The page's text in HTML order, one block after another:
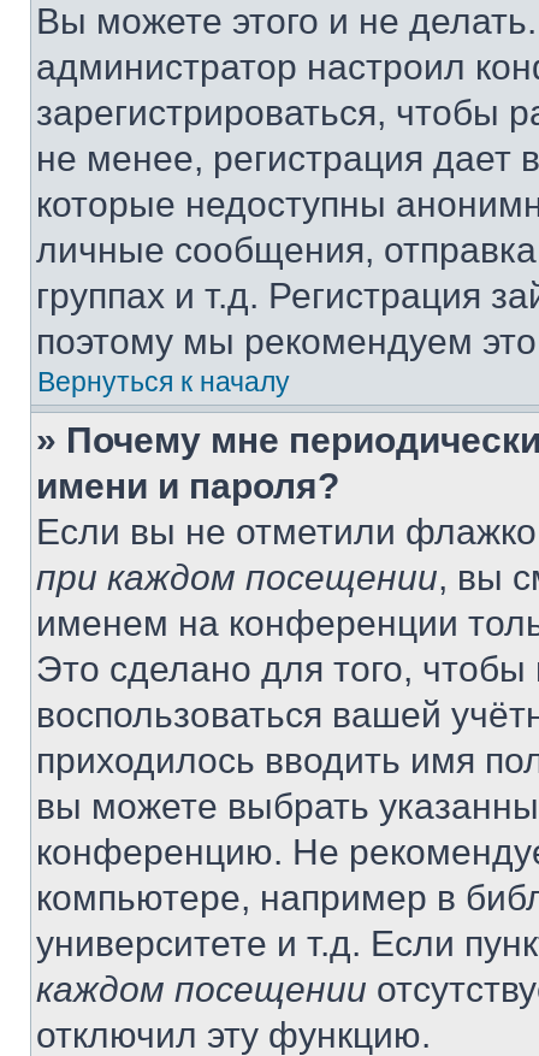
Вы можете этого и не
администратор настроил
зарегистрироваться, чтобы
не менее, регистрация
которые недоступны
личные сообщения,
группах и т.д. Регистрация
поэтому мы рекомендуем
Вернуться к началу
» Почему мне
имени и пароля?
Если вы не отметили
при каждом посещении, вы
именем на конференции
Это сделано для того, чтобы
воспользоваться вашей
приходилось вводить имя
вы можете выбрать
конференцию. Не
компьютере, например в
университете и т.д. Если
каждом посещении
отключил эту функцию.